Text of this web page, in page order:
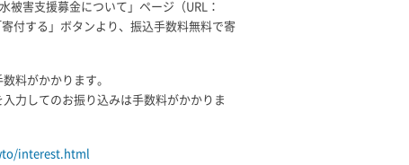
害支援募金について」ページ（URL：
付する」ボタンより、振込手数料無料で寄
料がかかります。
力してのお振り込みは手数料がかかりま
interest.html